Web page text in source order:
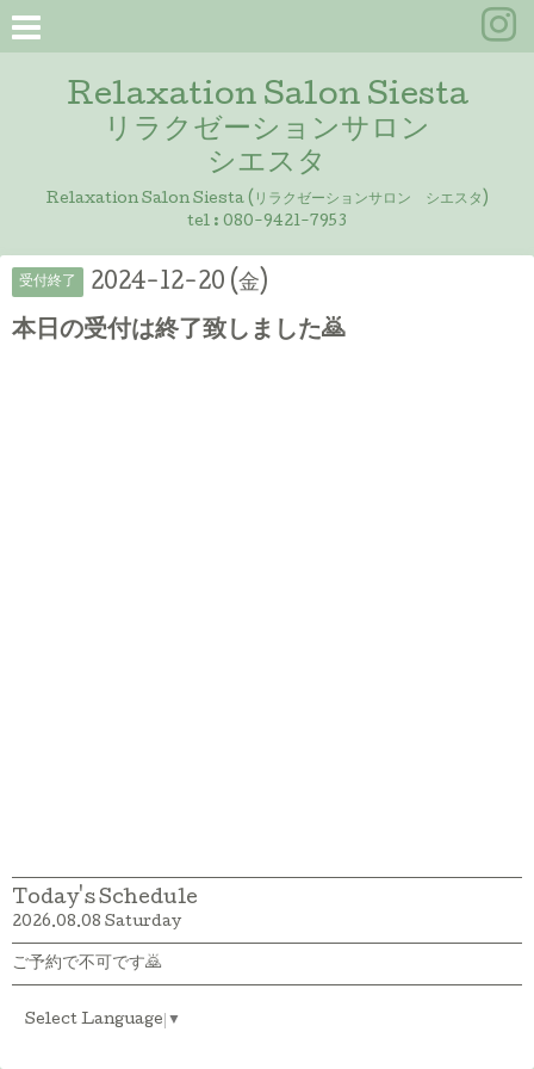
Relaxation Salon Siesta
リラクゼーションサロン
シエスタ
Relaxation Salon Siesta (リラクゼーションサロン シエスタ)
tel : 080-9421-7953
受付終了 2024-12-20 (金)
本日の受付は終了致しました🙇
Today's Schedule
2026.08.08 Saturday
ご予約で不可です🙇
Select Language ▼